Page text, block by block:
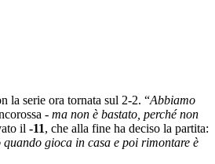
la serie ora tornata sul 2-2. “Abbiamo
- ma non è bastato, perché non
il -11, che alla fine ha deciso la partita:
gioca in casa e poi rimontare è